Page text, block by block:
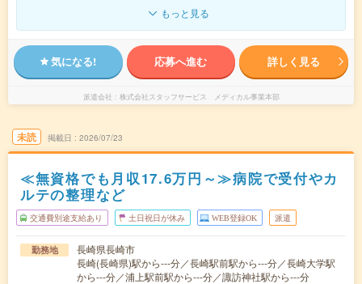
もっと見る
気になる! 応募へ進む 詳しく見る
派遣会社 株式会社スタッフサービス メディカル事業本部
未読 掲載日 2026/07/23
≪無資格でも月収17.6万円～≫病院で受付やカ
ルテの整理など
交通費別途支給あり 土日祝日が休み WEB登録OK 派遣
勤務地
長崎県長崎市
長崎(長崎県)駅から---分／長崎駅前駅から---分／長崎大学駅
から---分／浦上駅前駅から---分／諏訪神社駅から---分